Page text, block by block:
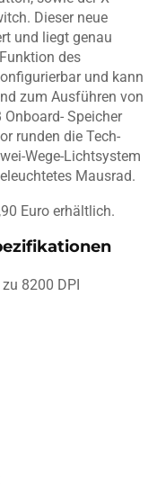
Dieser neue
und liegt genau
des
und kann
zum Ausführen von
Speicher
runden die Tech-
Wege-Lichtsystem
Mausrad.
Euro erhältlich.
8200 DPI